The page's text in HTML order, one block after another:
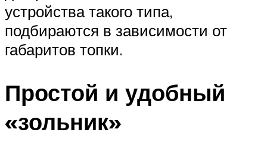
устройства такого типа,
подбираются в зависимости от
габаритов топки.
Простой и удобный
«зольник»